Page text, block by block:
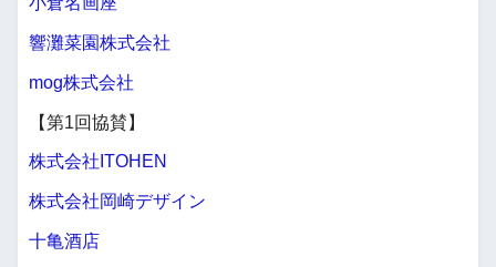
響灘菜園株式会社
mog株式会社
【第1回協賛】
株式会社ITOHEN
株式会社岡崎デザイン
十亀酒店